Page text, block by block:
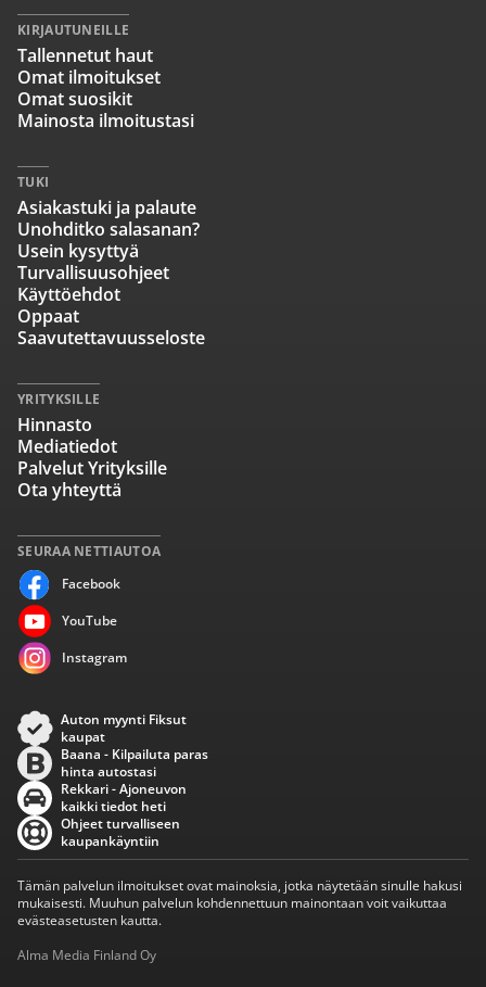
SEURAA NETTIAUTOA
Facebook
YouTube
Instagram
KIRJAUTUNEILLE
Tallennetut haut
Omat ilmoitukset
Omat suosikit
Mainosta ilmoitustasi
TUKI
Asiakastuki ja palaute
Unohditko salasanan?
Usein kysyttyä
Turvallisuusohjeet
Käyttöehdot
Oppaat
Saavutettavuusseloste
YRITYKSILLE
Hinnasto
Mediatiedot
Palvelut Yrityksille
Ota yhteyttä
Auton myynti Fiksut
kaupat
Baana - Kilpailuta paras
hinta autostasi
Rekkari - Ajoneuvon
kaikki tiedot heti
Ohjeet turvalliseen
kaupankäyntiin
Tämän palvelun ilmoitukset ovat mainoksia, jotka näytetään sinulle hakusi
mukaisesti. Muuhun palvelun kohdennettuun mainontaan voit vaikuttaa
evästeasetusten kautta.
Alma Media Finland Oy